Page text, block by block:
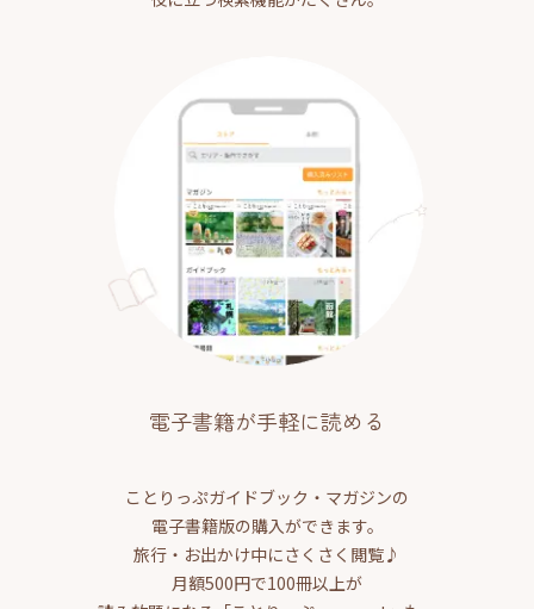
電子書籍が手軽に読める
ことりっぷガイドブック・マガジンの
電子書籍版の購入ができます。
旅行・お出かけ中にさくさく閲覧♪
月額500円で100冊以上が